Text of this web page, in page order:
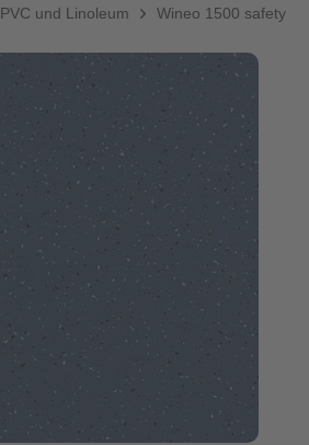
PVC und Linoleum Wineo 1500 safety